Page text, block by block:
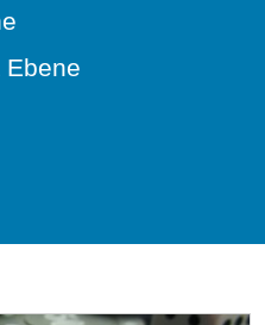
Ebene